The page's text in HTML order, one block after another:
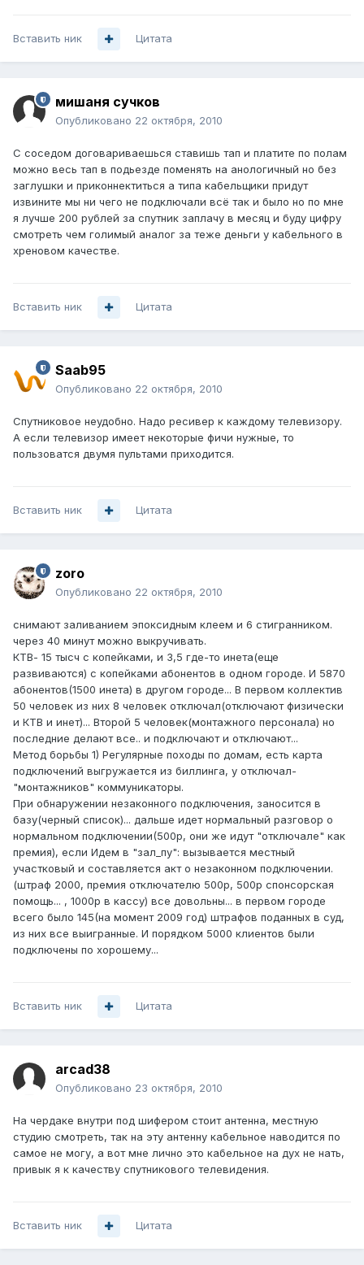
Вставить ник Цитата
мишаня сучков
Опубликовано 22 октября, 2010
С соседом договариваешься ставишь тап и платите по полам
можно весь тап в подьезде поменять на анологичный но без
заглушки и приконнектиться а типа кабельщики придут
извините мы ни чего не подключали всё так и было но по мне
я лучше 200 рублей за спутник заплачу в месяц и буду цифру
смотреть чем голимый аналог за теже деньги у кабельного в
хреновом качестве.
Вставить ник Цитата
Saab95
Опубликовано 22 октября, 2010
Спутниковое неудобно. Надо ресивер к каждому телевизору.
А если телевизор имеет некоторые фичи нужные, то
пользоватся двумя пультами приходится.
Вставить ник Цитата
zoro
Опубликовано 22 октября, 2010
снимают заливанием эпоксидным клеем и 6 стигранником.
через 40 минут можно выкручивать.
КТВ- 15 тысч с копейками, и 3,5 где-то инета(еще
развиваются) с копейками абонентов в одном городе. И 5870
абонентов(1500 инета) в другом городе... В первом коллектив
50 человек из них 8 человек отключал(отключают физически
и КТВ и инет)... Второй 5 человек(монтажного персонала) но
последние делают все.. и подключают и отключают...
Метод борьбы 1) Регулярные походы по домам, есть карта
подключений выгружается из биллинга, у отключал-
"монтажников" коммуникаторы.
При обнаружении незаконного подключения, заносится в
базу(черный список)... дальше идет нормальный разговор о
нормальном подключении(500р, они же идут "отключале" как
премия), если Идем в "зал_пу": вызывается местный
участковый и составляется акт о незаконном подключении.
(штраф 2000, премия отключателю 500р, 500р спонсорская
помощь... , 1000р в кассу) все довольны... в первом городе
всего было 145(на момент 2009 год) штрафов поданных в суд,
из них все выигранные. И порядком 5000 клиентов были
подключены по хорошему...
Вставить ник Цитата
arcad38
Опубликовано 23 октября, 2010
На чердаке внутри под шифером стоит антенна, местную
студию смотреть, так на эту антенну кабельное наводится по
самое не могу, а вот мне лично это кабельное на дух не нать,
привык я к качеству спутникового телевидения.
Вставить ник Цитата